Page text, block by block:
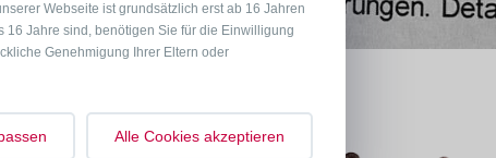
Webseite ist grundsätzlich erst ab 16 Jahren
16 Jahre sind, benötigen Sie für die Einwilligung
Genehmigung Ihrer Eltern oder
Alle Cookies akzeptieren